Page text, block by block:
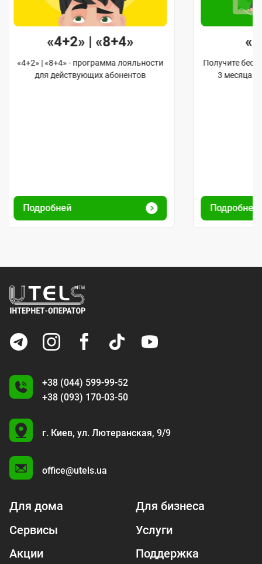
«4+2» | «8+4»
«4+2» | «8+4» - программа лояльности
для действующих абонентов
Подробней
Получите
3 месяца
Подробней
+38 (044) 599-99-52
+38 (093) 170-03-50
U
г. Киев, ул. Лютеранская, 9/9
office@utels.ua
Для дома
Для бизнеса
Сервисы
Услуги
Акции
Поддержка